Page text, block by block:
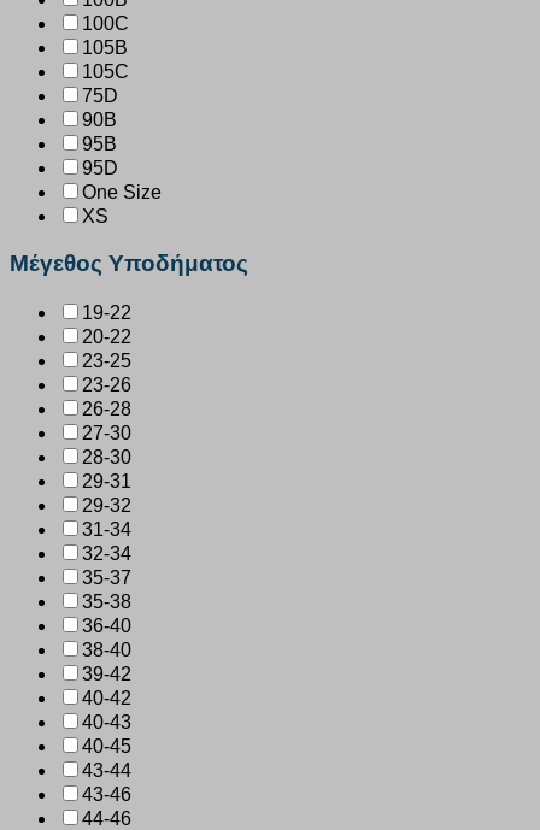
100C
105B
105C
75D
90B
95B
95D
One Size
XS
Μέγεθος Υποδήματος
19-22
20-22
23-25
23-26
26-28
27-30
28-30
29-31
29-32
31-34
32-34
35-37
35-38
36-40
38-40
39-42
40-42
40-43
40-45
43-44
43-46
44-46